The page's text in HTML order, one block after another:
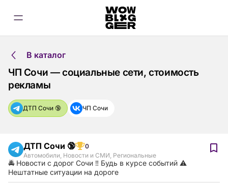
В каталог
ЧП Сочи — социальные сети, стоимость
рекламы
ДТП Сочи 🔞 ЧП Сочи
ДТП Сочи 🔞
0
Автомобили, Новости и СМИ, Региональные
🚔 Новости с дорог Сочи ‼️ Будь в курсе событий ⚠️
Нештатные ситуации на дороге